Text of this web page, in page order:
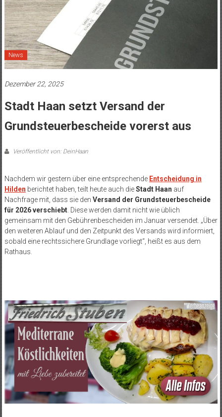
News
Dezember 22, 2025
Stadt Haan setzt Versand der
Grundsteuerbescheide vorerst aus
Veröffentlicht von: DeinHaan
Nachdem wir gestern über eine entsprechende Entscheidung in
Hilden berichtet haben, teilt heute auch dieStadt Haan auf
Nachfrage mit, dass sie den Versand der Grundsteuerbescheide
für 2026 verschiebt. Diese werden damit nicht wie üblich
gemeinsam mit den Gebührenbescheiden im Januar versendet. „Über
den weiteren Ablauf und den Zeitpunkt des Versands wird informiert,
sobald eine rechtssichere Grundlage vorliegt“, heißt es aus dem
Rathaus.